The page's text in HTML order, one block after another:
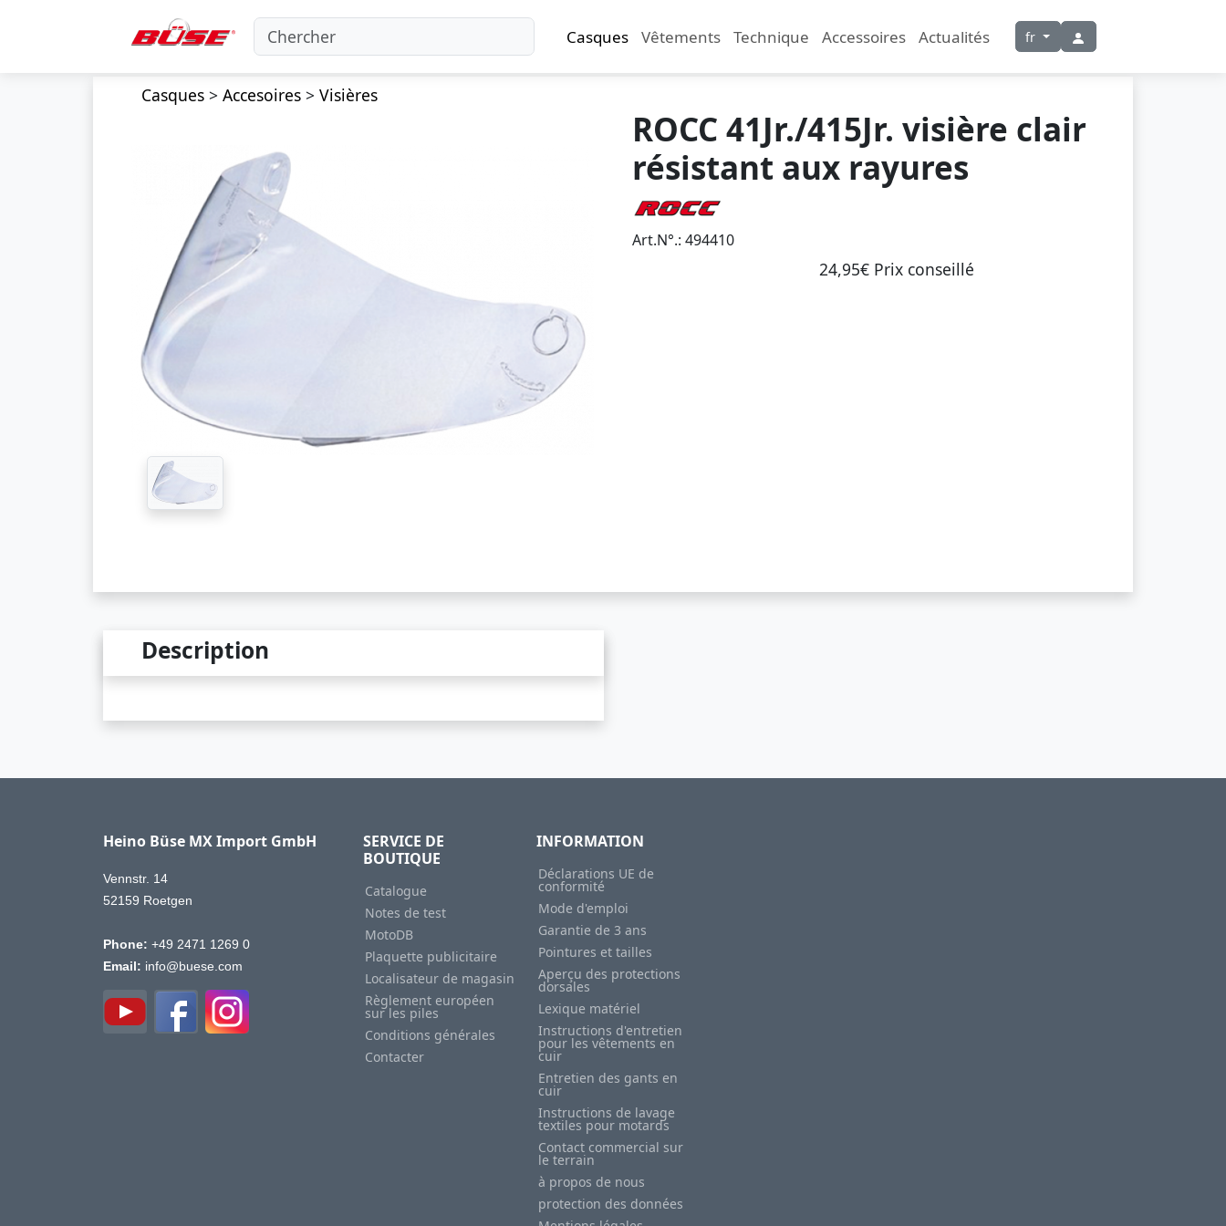
Casques Vêtements Technique Accessoires Actualités fr
Casques> Accesoires> Visières
ROCC 41Jr./415Jr. visière clair
résistant aux rayures
Art.N°.: 494410
24,95€ Prix ​​conseillé
Description
Heino Büse MX Import GmbH
Vennstr. 14
52159 Roetgen
Phone: +49 2471 1269 0
Email: info@buese.com
SERVICE DE
BOUTIQUE
Catalogue
Notes de test
MotoDB
Plaquette publicitaire
Localisateur de magasin
Règlement européen
sur les piles
Conditions générales
Contacter
INFORMATION
Déclarations UE de
conformité
Mode d'emploi
Garantie de 3 ans
Pointures et tailles
Aperçu des protections
dorsales
Lexique matériel
Instructions d'entretien
pour les vêtements en
cuir
Entretien des gants en
cuir
Instructions de lavage
textiles pour motards
Contact commercial sur
le terrain
à propos de nous
protection des données